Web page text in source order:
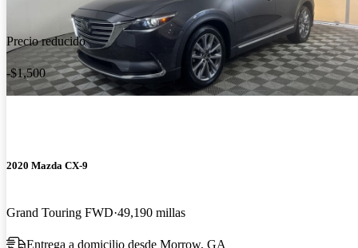
Precio reducido
-$1,500
2020 Mazda CX-9
Grand Touring FWD 49,190 millas
Entrega a domicilio desde Morrow, GA